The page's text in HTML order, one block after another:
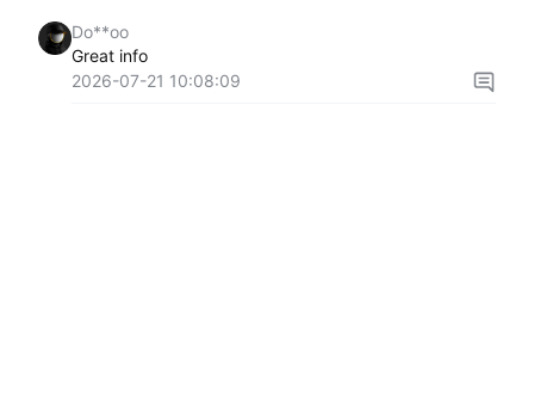
Do**oo
Great info
2026-07-21 10:08:09